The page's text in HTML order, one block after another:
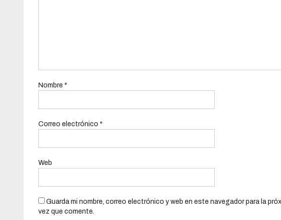
Nombre *
Correo electrónico *
Web
Guarda mi nombre, correo electrónico y web en este navegador para la
vez que comente.